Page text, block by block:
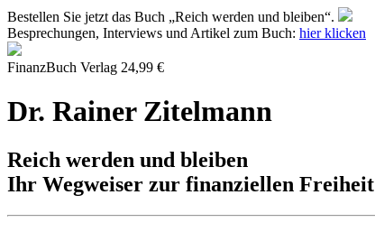
Bestellen Sie jetzt das Buch „Reich werden und bleiben“.
Besprechungen, Interviews und Artikel zum Buch: hier klicken
FinanzBuch Verlag 24,99 €
Dr. Rainer Zitelmann
Reich werden und bleiben
Ihr Wegweiser zur finanziellen Freiheit